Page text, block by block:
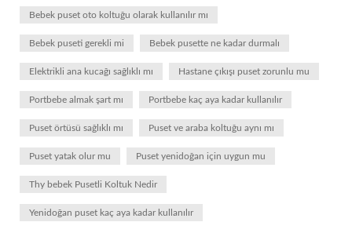
Bebek puset oto koltuğu olarak kullanılır mı
Bebek puseti gerekli mi Bebek pusette ne kadar durmalı
Elektrikli ana kucağı sağlıklı mı Hastane çıkışı puset zorunlu mu
Portbebe almak şart mı Portbebe kaç aya kadar kullanılır
Puset örtüsü sağlıklı mı Puset ve araba koltuğu aynı mı
Puset yatak olur mu Puset yenidoğan için uygun mu
Thy bebek Pusetli Koltuk Nedir
Yenidoğan puset kaç aya kadar kullanılır